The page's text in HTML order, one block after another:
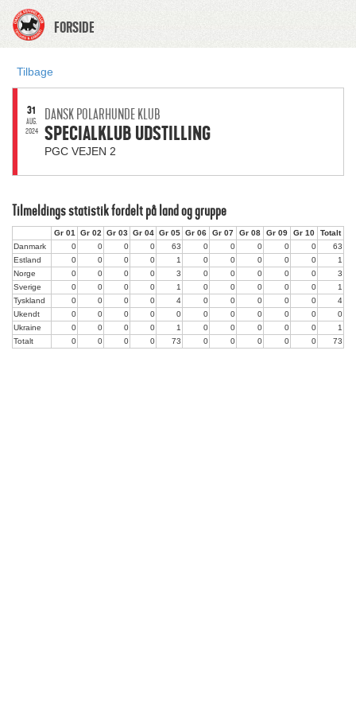
FORSIDE
Tilbage
31
AUG.
2024
DANSK POLARHUNDE KLUB
SPECIALKLUB UDSTILLING
PGC VEJEN 2
Tilmeldings statistik fordelt på land og gruppe
Gr 01 Gr 02 Gr 03 Gr 04 Gr 05 Gr 06 Gr 07 Gr 08 Gr 09 Gr 10
Totalt
Danmark
0 0 0 0 63 0 0 0 0 0
63
Estland
0 0 0 0 1 0 0 0 0 0
1
Norge
0 0 0 0 3 0 0 0 0 0
3
Sverige
0 0 0 0 1 0 0 0 0 0
1
Tyskland
0 0 0 0 4 0 0 0 0 0
4
Ukendt
0 0 0 0 0 0 0 0 0 0
0
Ukraine
0 0 0 0 1 0 0 0 0 0
1
Totalt
0 0 0 0 73 0 0 0 0 0 73